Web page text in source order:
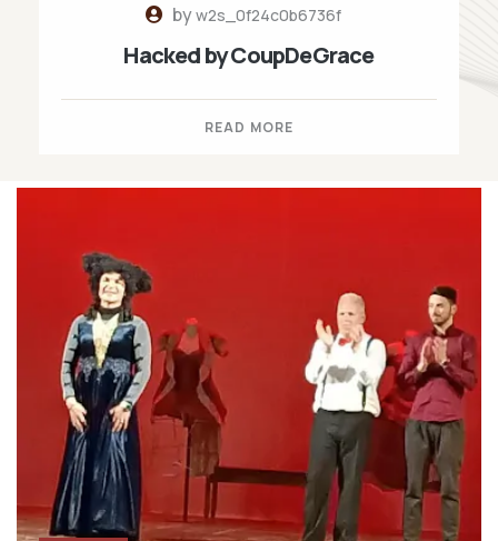
byw2s_0f24c0b6736f
Hacked by CoupDeGrace
READ MORE